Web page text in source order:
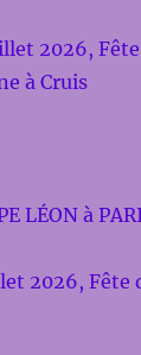
2026,
à Cruis
LÉON à
2026, Fête